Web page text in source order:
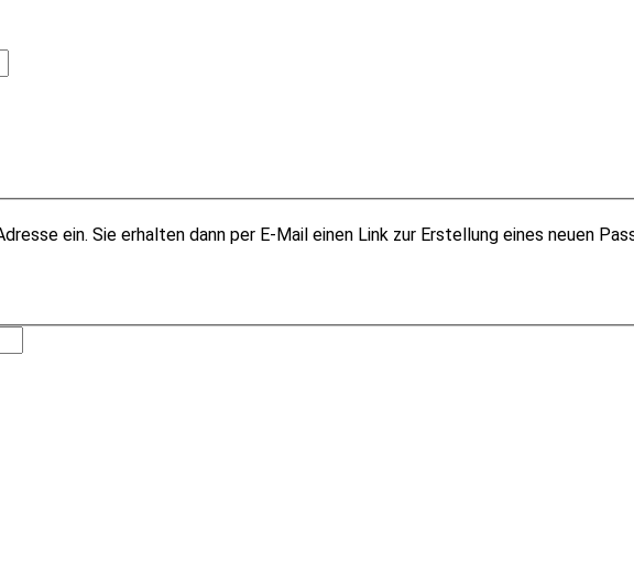
ein. Sie erhalten dann per E-Mail einen Link zur Erstellung eines neuen